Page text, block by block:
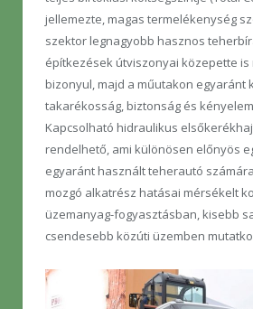
jellemezte, magas termelékenység
szektor legnagyobb hasznos
építkezések útviszonyai közepette
bizonyul, majd a műutakon egyaránt
takarékosság, biztonság és
Kapcsolható hidraulikus
rendelhető, ami különösen előnyös
egyaránt használt teherautó
mozgó alkatrész hatásai mérsékelt
üzemanyag-fogyasztásban, kisebb
csendesebb közúti üzemben